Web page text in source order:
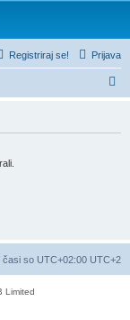
Prijava
Registriraj se!
časi so UTC+02:00 UTC+2
Limited